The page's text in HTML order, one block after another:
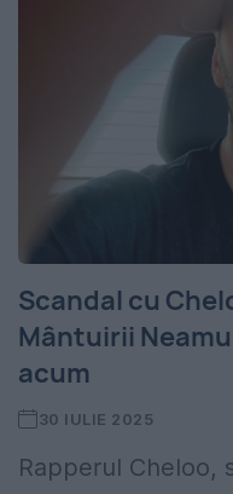
Scandal cu
Mântuirii
acum
30 IULIE 2025
Rapperul Cheloo,